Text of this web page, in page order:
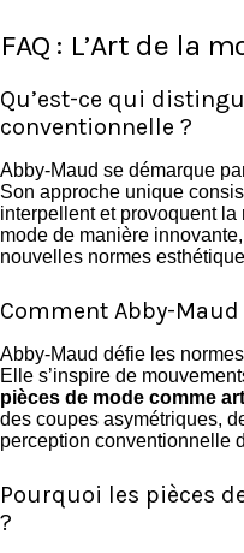
FAQ : L’Art de la
Qu’est-ce qui
conventionnelle ?
Abby-Maud se démarque
Son approche unique
interpellent et provoquent
mode de manière
nouvelles normes
Comment Abby-
Abby-Maud défie les
Elle s’inspire de
pièces de mode comme art
des coupes asymétriques,
perception conventionnelle
Pourquoi les pièces
?